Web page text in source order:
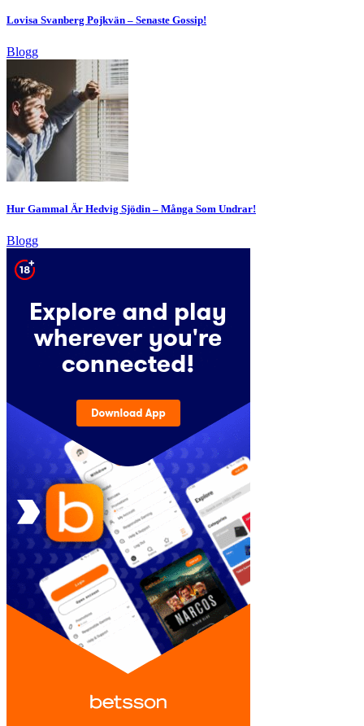
Lovisa Svanberg Pojkvän – Senaste Gossip!
Blogg
Hur Gammal Är Hedvig Sjödin – Många Som Undrar!
Blogg